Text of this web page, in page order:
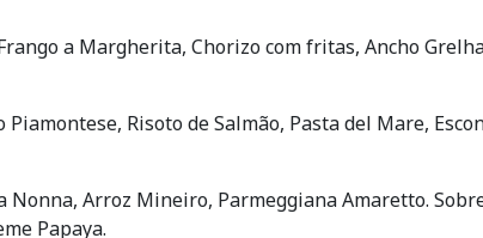
a Margherita, Chorizo com fritas, Ancho
Risoto de Salmão, Pasta del Mare,
Arroz Mineiro, Parmeggiana Amaretto.
Papaya.